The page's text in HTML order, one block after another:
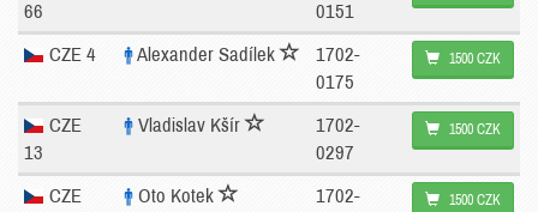
66
0151
CZE 4 Alexander Sadílek
1702-
0175
1500 CZK
CZE
13
Vladislav Kšír
1702-
0297
1500 CZK
CZE
Oto Kotek
1702-
1500 CZK